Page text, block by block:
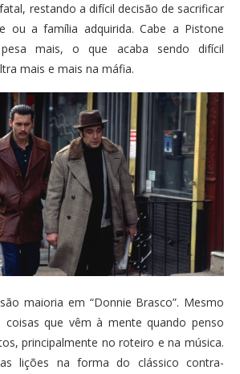
restando a difícil decisão de sacrificar
ou a família adquirida. Cabe a Pistone
mais, o que acaba sendo difícil
mais e mais na máfia.
maioria em “Donnie Brasco”. Mesmo
coisas que vêm à mente quando penso
principalmente no roteiro e na música.
lições na forma do clássico contra-